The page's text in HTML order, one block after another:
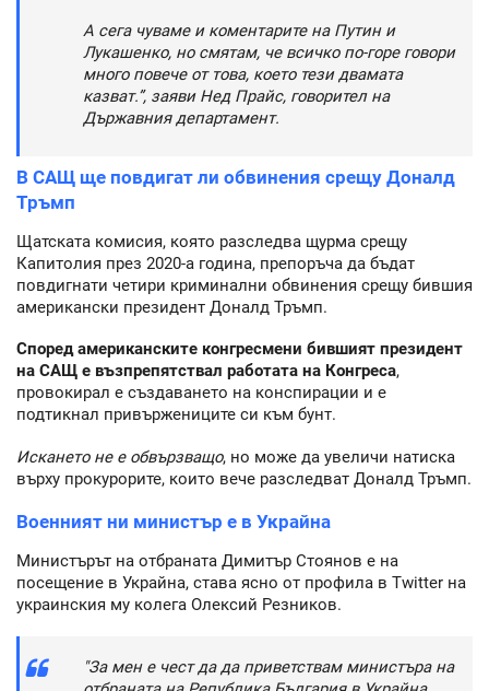
А сега чуваме и коментарите на Путин и
Лукашенко, но смятам, че всичко по-горе говори
много повече от това, което тези двамата
казват.”, заяви Нед Прайс, говорител на
Държавния департамент.
В САЩ ще повдигат ли обвинения срещу Доналд
Тръмп
Щатската комисия, която разследва щурма срещу
Капитолия през 2020-а година, препоръча да бъдат
повдигнати четири криминални обвинения срещу бившия
американски президент Доналд Тръмп.
Според американските конгресмени бившият президент
на САЩ е възпрепятствал работата на Конгреса,
провокирал е създаването на конспирации и е
подтикнал привържениците си към бунт.
Искането не е обвързващо, но може да увеличи натиска
върху прокурорите, които вече разследват Доналд Тръмп.
Военният ни министър е в Украйна
Министърът на отбраната Димитър Стоянов е на
посещение в Украйна, става ясно от профила в Twitter на
украинския му колега Олексий Резников.
"За мен е чест да да приветствам министъра на